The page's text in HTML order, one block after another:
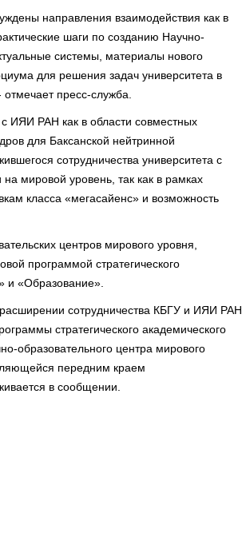
направления взаимодействия как в
шаги по созданию Научно-
системы, материалы нового
для решения задач университета в
пресс-служба.
ИЯИ РАН как в области совместных
для Баксанской нейтринной
сотрудничества университета с
мировой уровень, так как в рамках
класса «мегасайенс» и возможность
центров мирового уровня,
программой стратегического
и «Образование».
расширении сотрудничества КБГУ и ИЯИ РАН
стратегического академического
образовательного центра мирового
передним краем
в сообщении.